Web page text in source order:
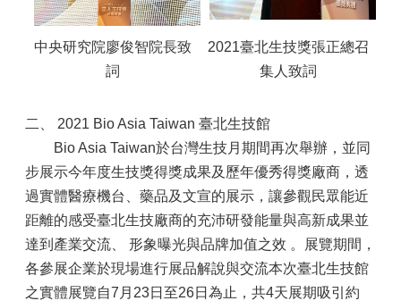
中央研究院廖俊智院長致
詞
2021臺北生技獎張正總召
集人致詞
二、 2021 Bio Asia Taiwan 臺北生技館
Bio Asia Taiwan於台灣生技月期間再次舉辦，並同
步展示今年度生技獎得獎成果及歷年優秀得獎廠商，透
過實體醫療機台、藥品及文宣的展示，讓參觀民眾能近
距離的感受臺北生技廠商的充沛研發能量與高新成果並
達到產業交流、 形象曝光與品牌加值之效 。展覽期間，
各參展企業於現場進行展品解說與交流本次臺北生技館
之實體展覽自7月23日至26日為止，共4天展期吸引約